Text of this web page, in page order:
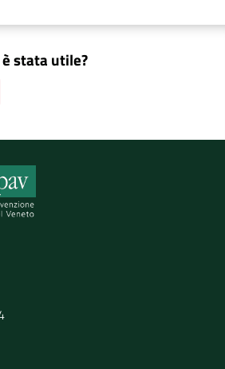
stata utile?
a migliorare il servizio